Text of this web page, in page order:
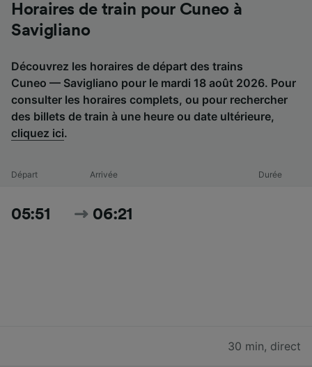
Horaires de train pour Cuneo à
Savigliano
Découvrez les horaires de départ des trains
Cuneo — Savigliano pour le mardi 18 août 2026. Pour
consulter les horaires complets, ou pour rechercher
des billets de train à une heure ou date ultérieure,
cliquez ici.
Départ Arrivée Durée
05:51 06:21
30 min, direct